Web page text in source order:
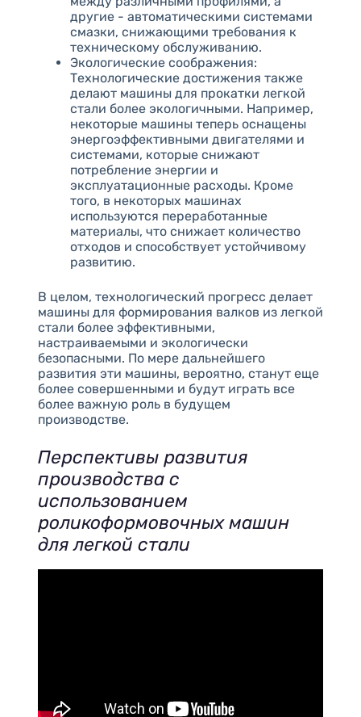
другие - автоматическими системами
смазки, снижающими требования к
техническому обслуживанию.
Экологические соображения:
Технологические достижения также
делают машины для прокатки легкой
стали более экологичными. Например,
некоторые машины теперь оснащены
энергоэффективными двигателями и
системами, которые снижают
потребление энергии и
эксплуатационные расходы. Кроме
того, в некоторых машинах
используются переработанные
материалы, что снижает количество
отходов и способствует устойчивому
развитию.
В целом, технологический прогресс делает
машины для формирования валков из легкой
стали более эффективными,
настраиваемыми и экологически
безопасными. По мере дальнейшего
развития эти машины, вероятно, станут еще
более совершенными и будут играть все
более важную роль в будущем
производстве.
Перспективы развития
производства с
использованием
роликоформовочных машин
для легкой стали